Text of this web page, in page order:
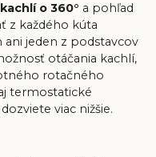
o 360° a pohľad
z každého kúta
ani jeden z podstavcov
otáčania kachlí,
rotačného
termostatické
viac nižšie.